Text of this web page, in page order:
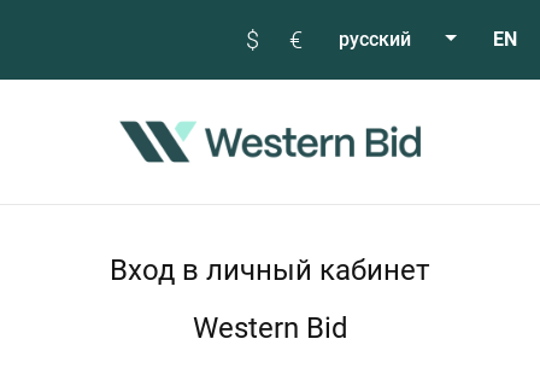
$ € русский EN
Вход в личный кабинет
Western Bid